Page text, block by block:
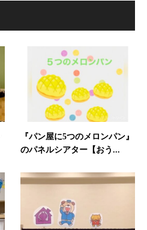
『パン屋に5つのメロンパン』
のパネルシアター【おう...